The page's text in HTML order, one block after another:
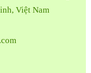
Việt Nam